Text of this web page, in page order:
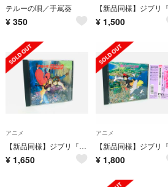
テルーの唄／手嶌葵
¥ 350 ¥ 1,500
アニメ
【新品同様】ジブリ『天空の城ラピュタ』イメージサントラCD／廃盤／宮崎駿／久石譲
¥ 1,650
アニメ
¥ 1,800